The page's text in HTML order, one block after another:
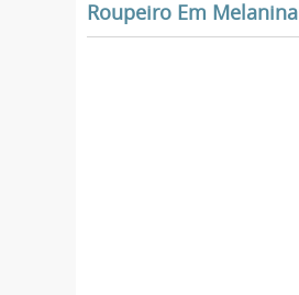
Roupeiro Em Melanina